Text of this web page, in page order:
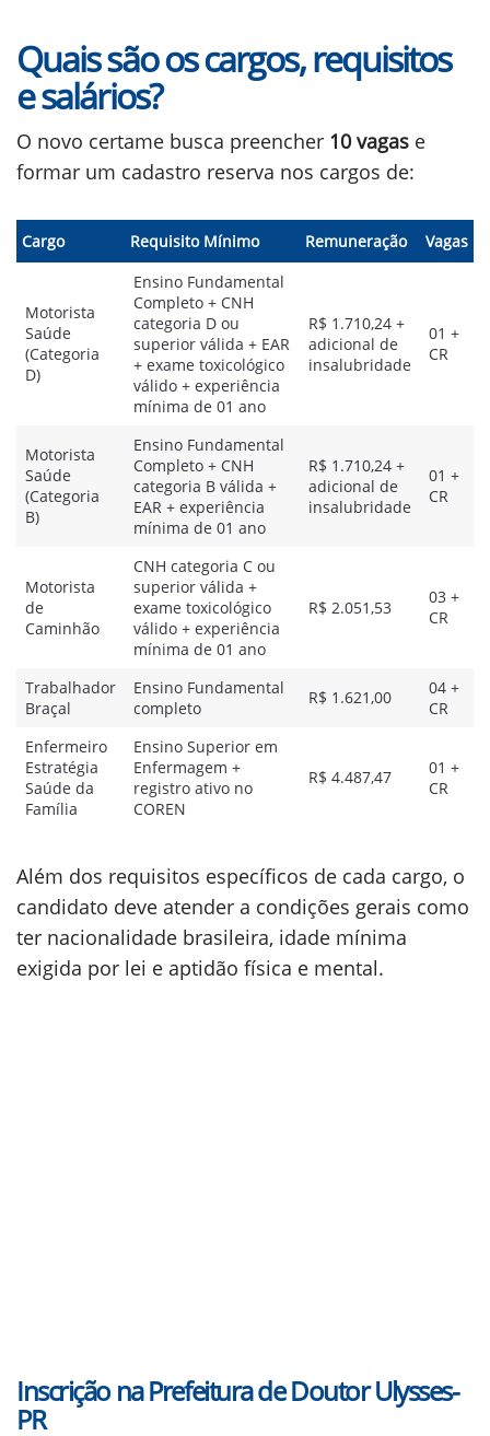
Quais são os cargos, requisitos
e salários?
O novo certame busca preencher 10 vagas e
formar um cadastro reserva nos cargos de:
Cargo Requisito Mínimo Remuneração Vagas
Motorista
Saúde
(Categoria
D)
Ensino Fundamental
Completo + CNH
categoria D ou
superior válida + EAR
+ exame toxicológico
válido + experiência
mínima de 01 ano
R$ 1.710,24 +
adicional de
insalubridade
01 +
CR
Motorista
Saúde
(Categoria
B)
Ensino Fundamental
Completo + CNH
categoria B válida +
EAR + experiência
mínima de 01 ano
R$ 1.710,24 +
adicional de
insalubridade
01 +
CR
Motorista
de
Caminhão
CNH categoria C ou
superior válida +
exame toxicológico
válido + experiência
mínima de 01 ano
R$ 2.051,53
03 +
CR
Trabalhador
Braçal
Ensino Fundamental
completo
R$ 1.621,00
04 +
CR
Enfermeiro
Estratégia
Saúde da
Família
Ensino Superior em
Enfermagem +
registro ativo no
COREN
R$ 4.487,47
01 +
CR
Além dos requisitos específicos de cada cargo, o
candidato deve atender a condições gerais como
ter nacionalidade brasileira, idade mínima
exigida por lei e aptidão física e mental.
Inscrição na Prefeitura de Doutor Ulysses-
PR